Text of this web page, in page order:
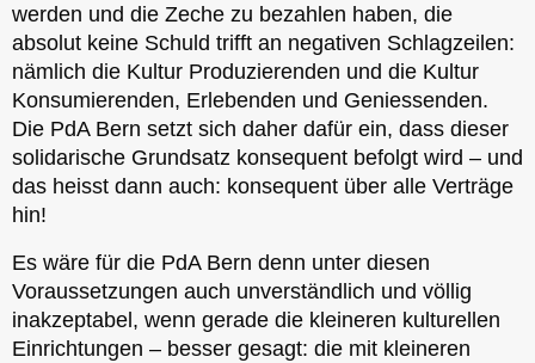
werden und die Zeche zu bezahlen haben, die
absolut keine Schuld trifft an negativen Schlagzeilen:
nämlich die Kultur Produzierenden und die Kultur
Konsumierenden, Erlebenden und Geniessenden.
Die PdA Bern setzt sich daher dafür ein, dass dieser
solidarische Grundsatz konsequent befolgt wird – und
das heisst dann auch: konsequent über alle Verträge
hin!
Es wäre für die PdA Bern denn unter diesen
Voraussetzungen auch unverständlich und völlig
inakzeptabel, wenn gerade die kleineren kulturellen
Einrichtungen – besser gesagt: die mit kleineren